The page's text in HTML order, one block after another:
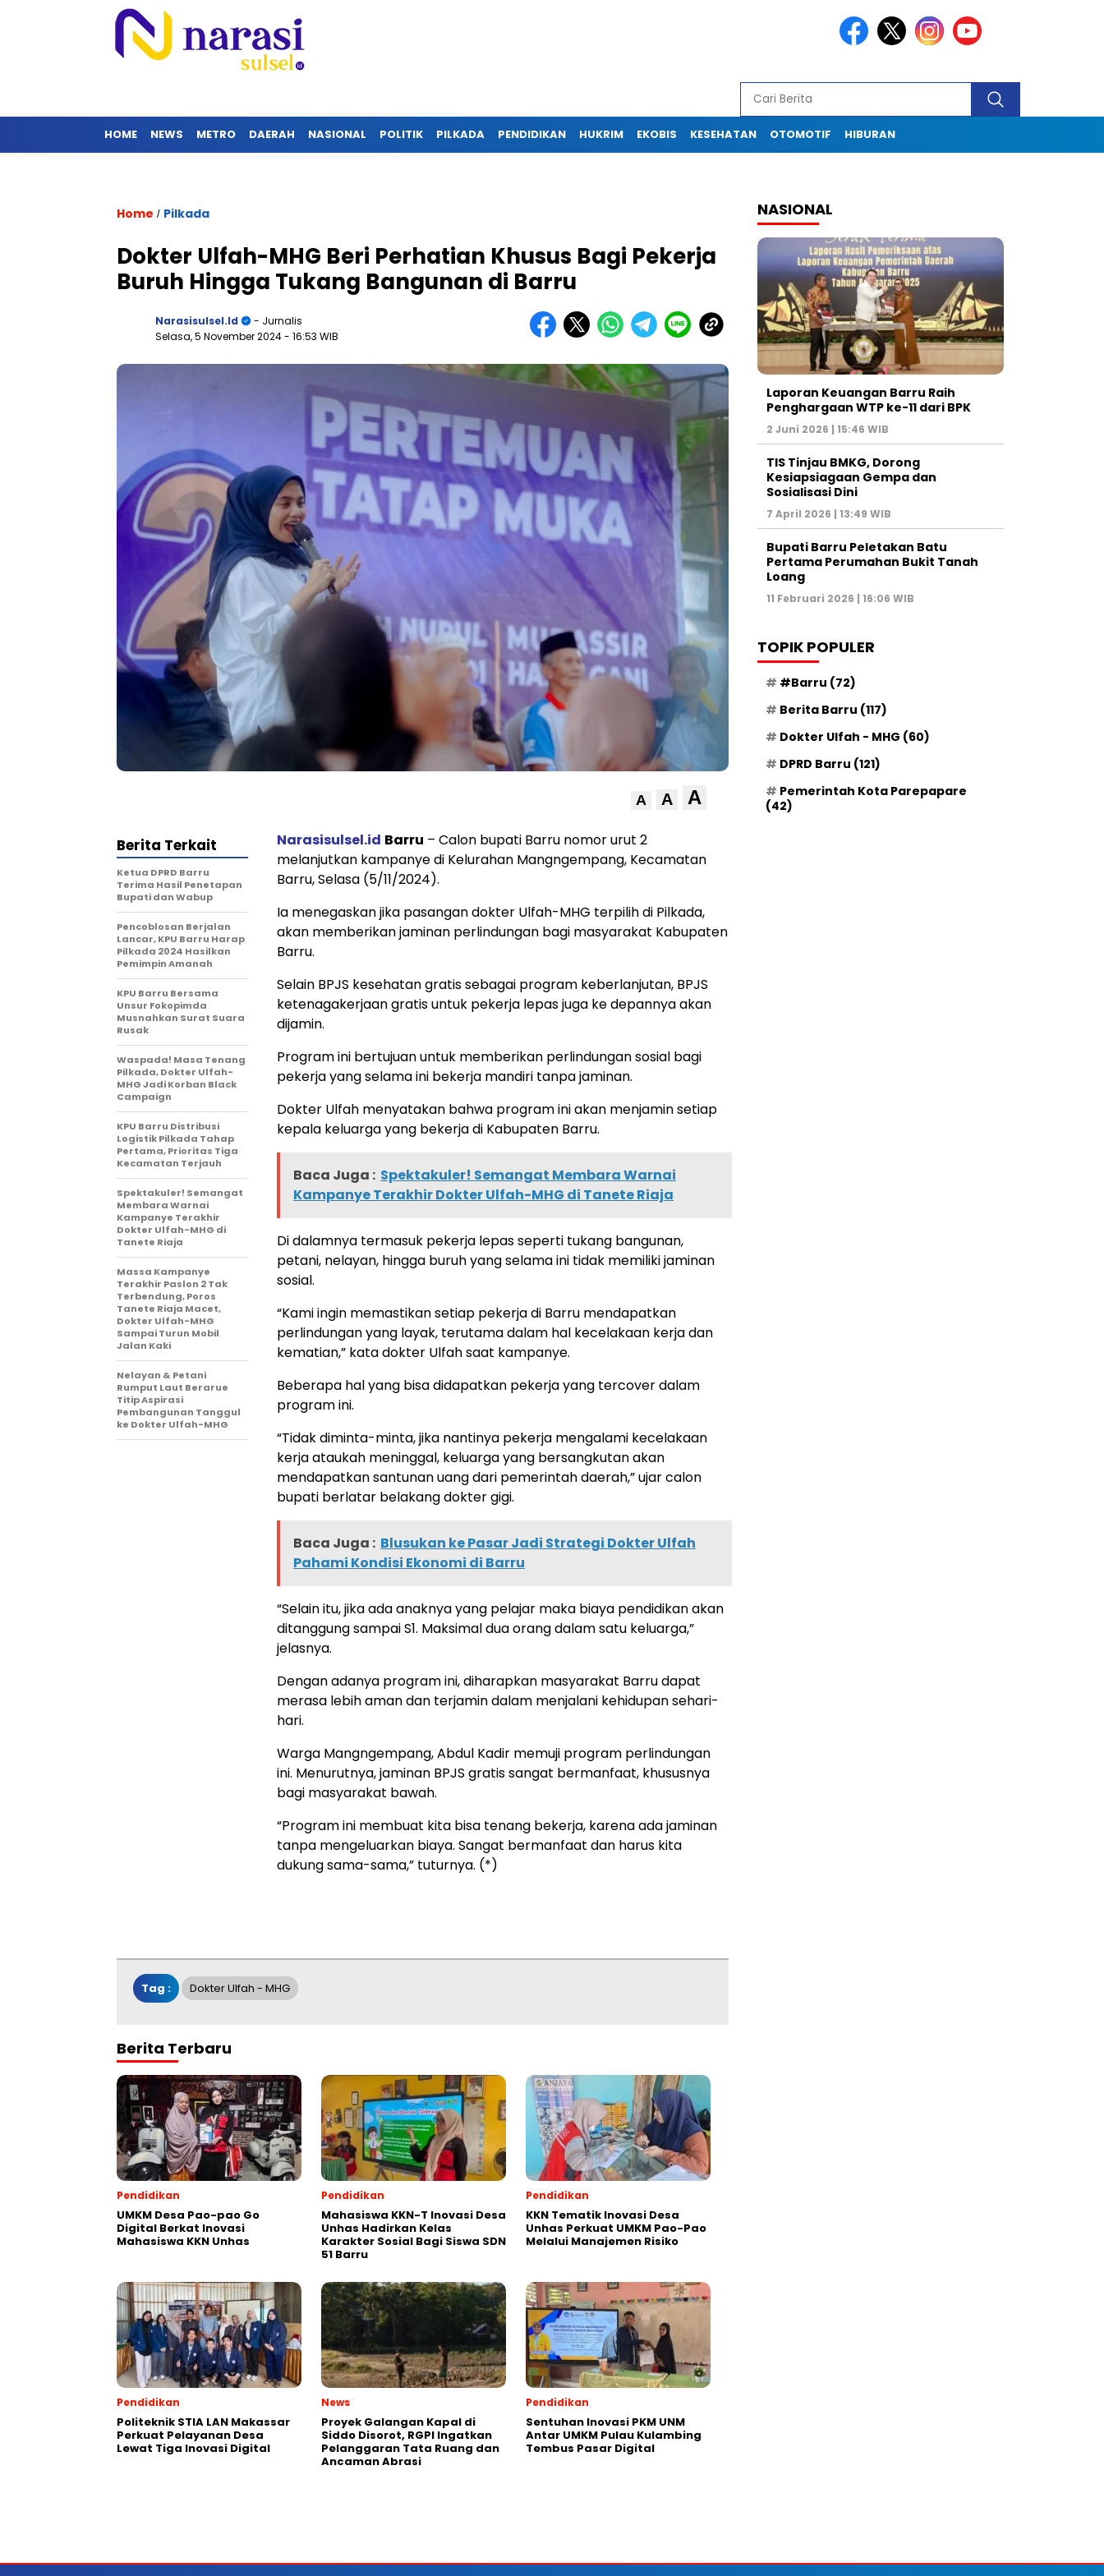
HOME NEWS METRO DAERAH NASIONAL POLITIK PILKADA PENDIDIKAN HUKRIM EKOBIS KESEHATAN OTOMOTIF HIBURAN
Home / Pilkada
Dokter Ulfah-MHG Beri Perhatian Khusus Bagi Pekerja
Buruh Hingga Tukang Bangunan di Barru
Narasisulsel.id
- Jurnalis
Selasa, 5 November 2024- 16:53 WIB
A A A
Narasisulsel.id Barru – Calon bupati Barru nomor urut 2
melanjutkan kampanye di Kelurahan Mangngempang, Kecamatan
Barru, Selasa (5/11/2024).
Ia menegaskan jika pasangan dokter Ulfah-MHG terpilih di Pilkada,
akan memberikan jaminan perlindungan bagi masyarakat Kabupaten
Barru.
Selain BPJS kesehatan gratis sebagai program keberlanjutan, BPJS
ketenagakerjaan gratis untuk pekerja lepas juga ke depannya akan
dijamin.
Program ini bertujuan untuk memberikan perlindungan sosial bagi
pekerja yang selama ini bekerja mandiri tanpa jaminan.
Dokter Ulfah menyatakan bahwa program ini akan menjamin setiap
kepala keluarga yang bekerja di Kabupaten Barru.
Baca Juga : Spektakuler! Semangat Membara Warnai
Kampanye Terakhir Dokter Ulfah-MHG di Tanete Riaja
Di dalamnya termasuk pekerja lepas seperti tukang bangunan,
petani, nelayan, hingga buruh yang selama ini tidak memiliki jaminan
sosial.
“Kami ingin memastikan setiap pekerja di Barru mendapatkan
perlindungan yang layak, terutama dalam hal kecelakaan kerja dan
kematian,” kata dokter Ulfah saat kampanye.
Beberapa hal yang bisa didapatkan pekerja yang tercover dalam
program ini.
“Tidak diminta-minta, jika nantinya pekerja mengalami kecelakaan
kerja ataukah meninggal, keluarga yang bersangkutan akan
mendapatkan santunan uang dari pemerintah daerah,” ujar calon
bupati berlatar belakang dokter gigi.
Baca Juga : Blusukan ke Pasar Jadi Strategi Dokter Ulfah
Pahami Kondisi Ekonomi di Barru
“Selain itu, jika ada anaknya yang pelajar maka biaya pendidikan akan
ditanggung sampai S1. Maksimal dua orang dalam satu keluarga,”
jelasnya.
Dengan adanya program ini, diharapkan masyarakat Barru dapat
merasa lebih aman dan terjamin dalam menjalani kehidupan sehari-
hari.
Warga Mangngempang, Abdul Kadir memuji program perlindungan
ini. Menurutnya, jaminan BPJS gratis sangat bermanfaat, khususnya
bagi masyarakat bawah.
“Program ini membuat kita bisa tenang bekerja, karena ada jaminan
tanpa mengeluarkan biaya. Sangat bermanfaat dan harus kita
dukung sama-sama,” tuturnya. (*)
Berita Terkait
Ketua DPRD Barru
Terima Hasil Penetapan
Bupati dan Wabup
Pencoblosan Berjalan
Lancar, KPU Barru Harap
Pilkada 2024 Hasilkan
Pemimpin Amanah
KPU Barru Bersama
Unsur Fokopimda
Musnahkan Surat Suara
Rusak
Waspada! Masa Tenang
Pilkada, Dokter Ulfah-
MHG Jadi Korban Black
Campaign
KPU Barru Distribusi
Logistik Pilkada Tahap
Pertama, Prioritas Tiga
Kecamatan Terjauh
Spektakuler! Semangat
Membara Warnai
Kampanye Terakhir
Dokter Ulfah-MHG di
Tanete Riaja
Massa Kampanye
Terakhir Paslon 2 Tak
Terbendung, Poros
Tanete Riaja Macet,
Dokter Ulfah-MHG
Sampai Turun Mobil
Jalan Kaki
Nelayan & Petani
Rumput Laut Berarue
Titip Aspirasi
Pembangunan Tanggul
ke Dokter Ulfah-MHG
Tag : Dokter Ulfah - MHG
Berita Terbaru
Pendidikan
UMKM Desa Pao-pao Go
Digital Berkat Inovasi
Mahasiswa KKN Unhas
Pendidikan
Mahasiswa KKN-T Inovasi Desa
Unhas Hadirkan Kelas
Karakter Sosial Bagi Siswa SDN
51 Barru
Pendidikan
KKN Tematik Inovasi Desa
Unhas Perkuat UMKM Pao-Pao
Melalui Manajemen Risiko
Pendidikan
Politeknik STIA LAN Makassar
Perkuat Pelayanan Desa
Lewat Tiga Inovasi Digital
News
Proyek Galangan Kapal di
Siddo Disorot, RGPI Ingatkan
Pelanggaran Tata Ruang dan
Ancaman Abrasi
Pendidikan
Sentuhan Inovasi PKM UNM
Antar UMKM Pulau Kulambing
Tembus Pasar Digital
NASIONAL
Laporan Keuangan Barru Raih
Penghargaan WTP ke-11 dari BPK
2 Juni 2026 | 15:46 WIB
TIS Tinjau BMKG, Dorong
Kesiapsiagaan Gempa dan
Sosialisasi Dini
7 April 2026 | 13:49 WIB
Bupati Barru Peletakan Batu
Pertama Perumahan Bukit Tanah
Loang
11 Februari 2026 | 16:06 WIB
TOPIK POPULER
#Barru (72)
Berita Barru (117)
Dokter Ulfah - MHG (60)
DPRD Barru (121)
Pemerintah Kota Parepapare
(42)